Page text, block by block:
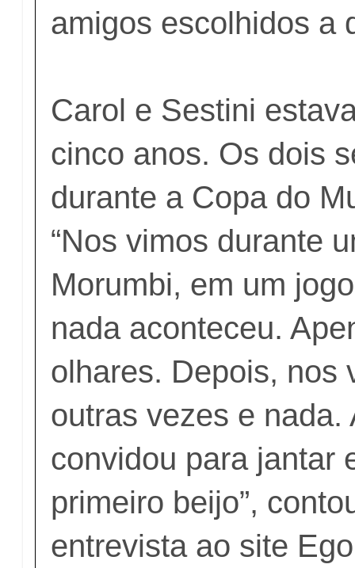
amigos escolhidos a
Carol e Sestini
cinco anos. Os dois
durante a Copa do
“Nos vimos durante
Morumbi, em um
nada aconteceu.
olhares. Depois, nos
outras vezes e nada.
convidou para jantar
primeiro beijo”,
entrevista ao site